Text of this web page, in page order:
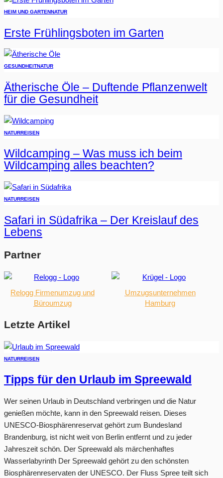
HEIM UND GARTENNATUR
Erste Frühlingsboten im Garten
GESUNDHEITNATUR
Ätherische Öle – Duftende Pflanzenwelt
für die Gesundheit
NATURREISEN
Wildcamping – Was muss ich beim
Wildcamping alles beachten?
NATURREISEN
Safari in Südafrika – Der Kreislauf des
Lebens
Partner
Relogg Firmenumzug und
Büroumzug
Umzugsunternehmen
Hamburg
Letzte Artikel
NATURREISEN
Tipps für den Urlaub im Spreewald
Wer seinen Urlaub in Deutschland verbringen und die Natur
genießen möchte, kann in den Spreewald reisen. Dieses
UNESCO-Biosphärenreservat gehört zum Bundesland
Brandenburg, ist nicht weit von Berlin entfernt und zu jeder
Jahreszeit schön. Der Spreewald als märchenhaftes
Wasserlabyrinth Der Spreewald gehört zu den schönsten
Biosphärenreservaten der UNESCO. Der Fluss Spree teilt sich